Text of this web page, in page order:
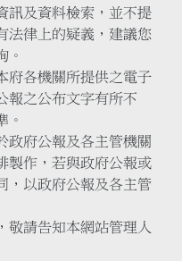
訊及資料檢索，並不提
法律上的疑義，建議您
。
府各機關所提供之電子
報之公布文字有所不
。
政府公報及各主管機關
製作，若與政府公報或
，以政府公報及各主管
敬請告知本網站管理人